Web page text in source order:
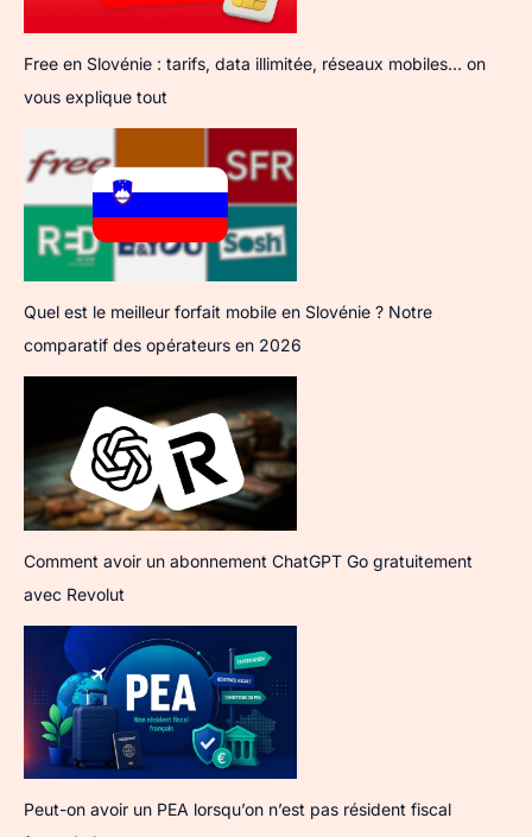
Free en Slovénie : tarifs, data illimitée, réseaux mobiles… on
vous explique tout
Quel est le meilleur forfait mobile en Slovénie ? Notre
comparatif des opérateurs en 2026
Comment avoir un abonnement ChatGPT Go gratuitement
avec Revolut
Peut-on avoir un PEA lorsqu’on n’est pas résident fiscal